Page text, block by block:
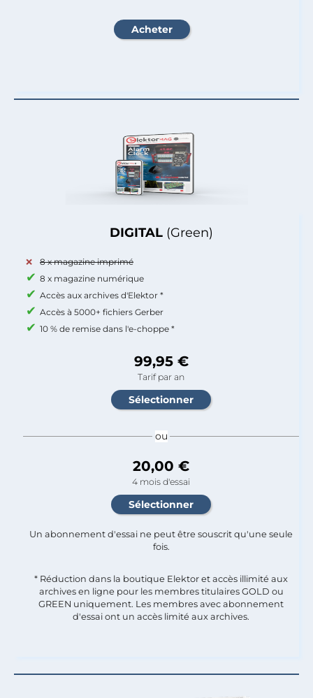
DIGITAL (Green)
8 x magazine imprimé
8 x magazine numérique
Accès aux archives d'Elektor *
Accès à 5000+ fichiers Gerber
10 % de remise dans l'e-choppe *
99,95 €
Tarif par an
ou
20,00 €
4 mois d'essai
Un abonnement d'essai ne peut être souscrit qu'une seule
fois.​
* Réduction dans la boutique Elektor et accès illimité aux
archives en ligne pour les membres titulaires GOLD ou
GREEN uniquement. Les membres avec abonnement
d'essai ont un accès limité aux archives.